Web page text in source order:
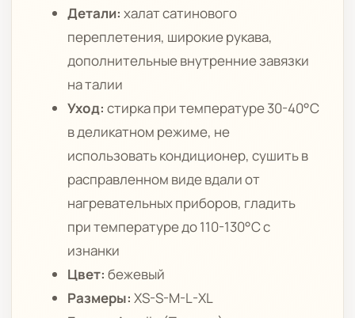
Детали: халат сатинового
переплетения, широкие рукава,
дополнительные внутренние завязки
на талии
Уход: стирка при температуре 30-40°C
в деликатном режиме, не
использовать кондиционер, сушить в
расправленном виде вдали от
нагревательных приборов, гладить
при температуре до 110-130°C с
изнанки
Цвет: бежевый
Размеры: XS-S-M-L-XL